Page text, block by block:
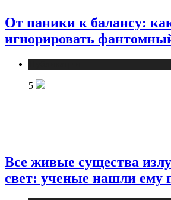
От паники к балансу:
игнорировать
5
Все живые существа
свет: ученые нашли ему